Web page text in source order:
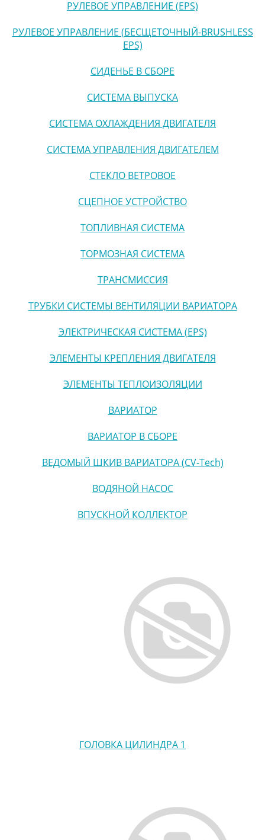
РУЛЕВОЕ УПРАВЛЕНИЕ (EPS)
РУЛЕВОЕ УПРАВЛЕНИЕ (БЕСЩЕТОЧНЫЙ-BRUSHLESS
EPS)
СИДЕНЬЕ В СБОРЕ
СИСТЕМА ВЫПУСКА
СИСТЕМА ОХЛАЖДЕНИЯ ДВИГАТЕЛЯ
СИСТЕМА УПРАВЛЕНИЯ ДВИГАТЕЛЕМ
СТЕКЛО ВЕТРОВОЕ
СЦЕПНОЕ УСТРОЙСТВО
ТОПЛИВНАЯ СИСТЕМА
ТОРМОЗНАЯ СИСТЕМА
ТРАНСМИССИЯ
ТРУБКИ СИСТЕМЫ ВЕНТИЛЯЦИИ ВАРИАТОРА
ЭЛЕКТРИЧЕСКАЯ СИСТЕМА (EPS)
ЭЛЕМЕНТЫ КРЕПЛЕНИЯ ДВИГАТЕЛЯ
ЭЛЕМЕНТЫ ТЕПЛОИЗОЛЯЦИИ
ВАРИАТОР
ВАРИАТОР В СБОРЕ
ВЕДОМЫЙ ШКИВ ВАРИАТОРА (CV-Tech)
ВОДЯНОЙ НАСОС
ВПУСКНОЙ КОЛЛЕКТОР
ГОЛОВКА ЦИЛИНДРА 1